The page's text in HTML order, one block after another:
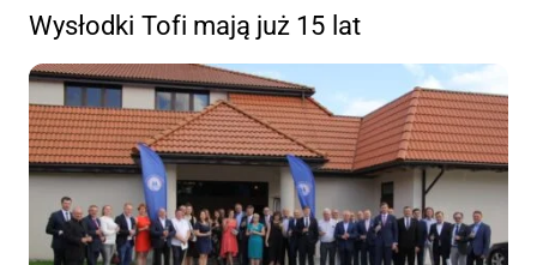
Wysłodki Tofi mają już 15 lat